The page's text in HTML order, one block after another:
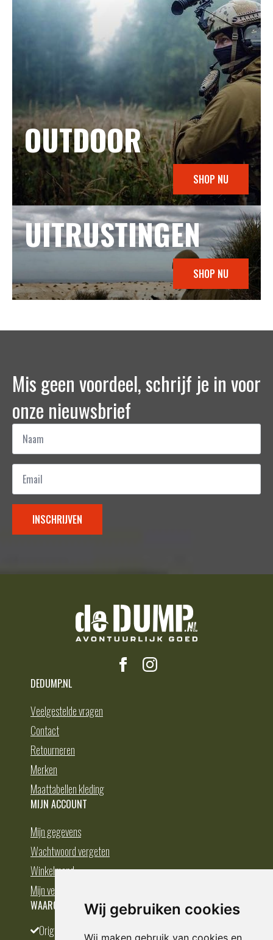
Wij gebruiken cookies
Wij maken gebruik van cookies en
OUTDOOR
SHOP NU
UITRUSTINGEN
SHOP NU
Mis geen voordeel, schrijf je in voor
onze nieuwsbrief
Naam
Email
INSCHRIJVEN
DEDUMP.NL
Veelgestelde vragen
Contact
Retourneren
Merken
Maattabellen kleding
MIJN ACCOUNT
Mijn gegevens
Wachtwoord vergeten
Winkelmand
Mijn verlanglijst
WAAROM BESTELLEN BIJ DEDUMP.NL
Origineel en divers